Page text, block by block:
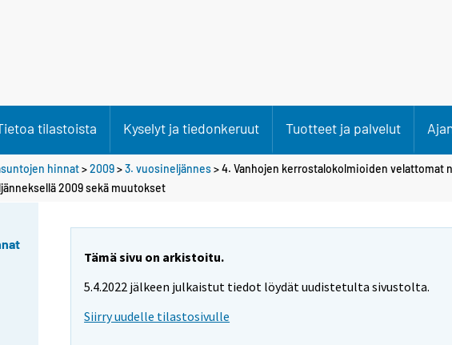
tilastoista Kyselyt ja tiedonkeruut Tuotteet ja palvelut
hinnat>2009>3. vuosineljännes> 4. Vanhojen kerrostalokolmioiden velattomat
2009 sekä muutokset
Tämä sivu on arkistoitu.
5.4.2022 jälkeen julkaistut tiedot löydät uudistetulta sivustolta.
Siirry uudelle tilastosivulle